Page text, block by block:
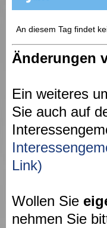
An diesem Tag findet
Änderungen
Ein weiteres
Sie auch auf
Link)
Wollen Sie
nehmen Sie